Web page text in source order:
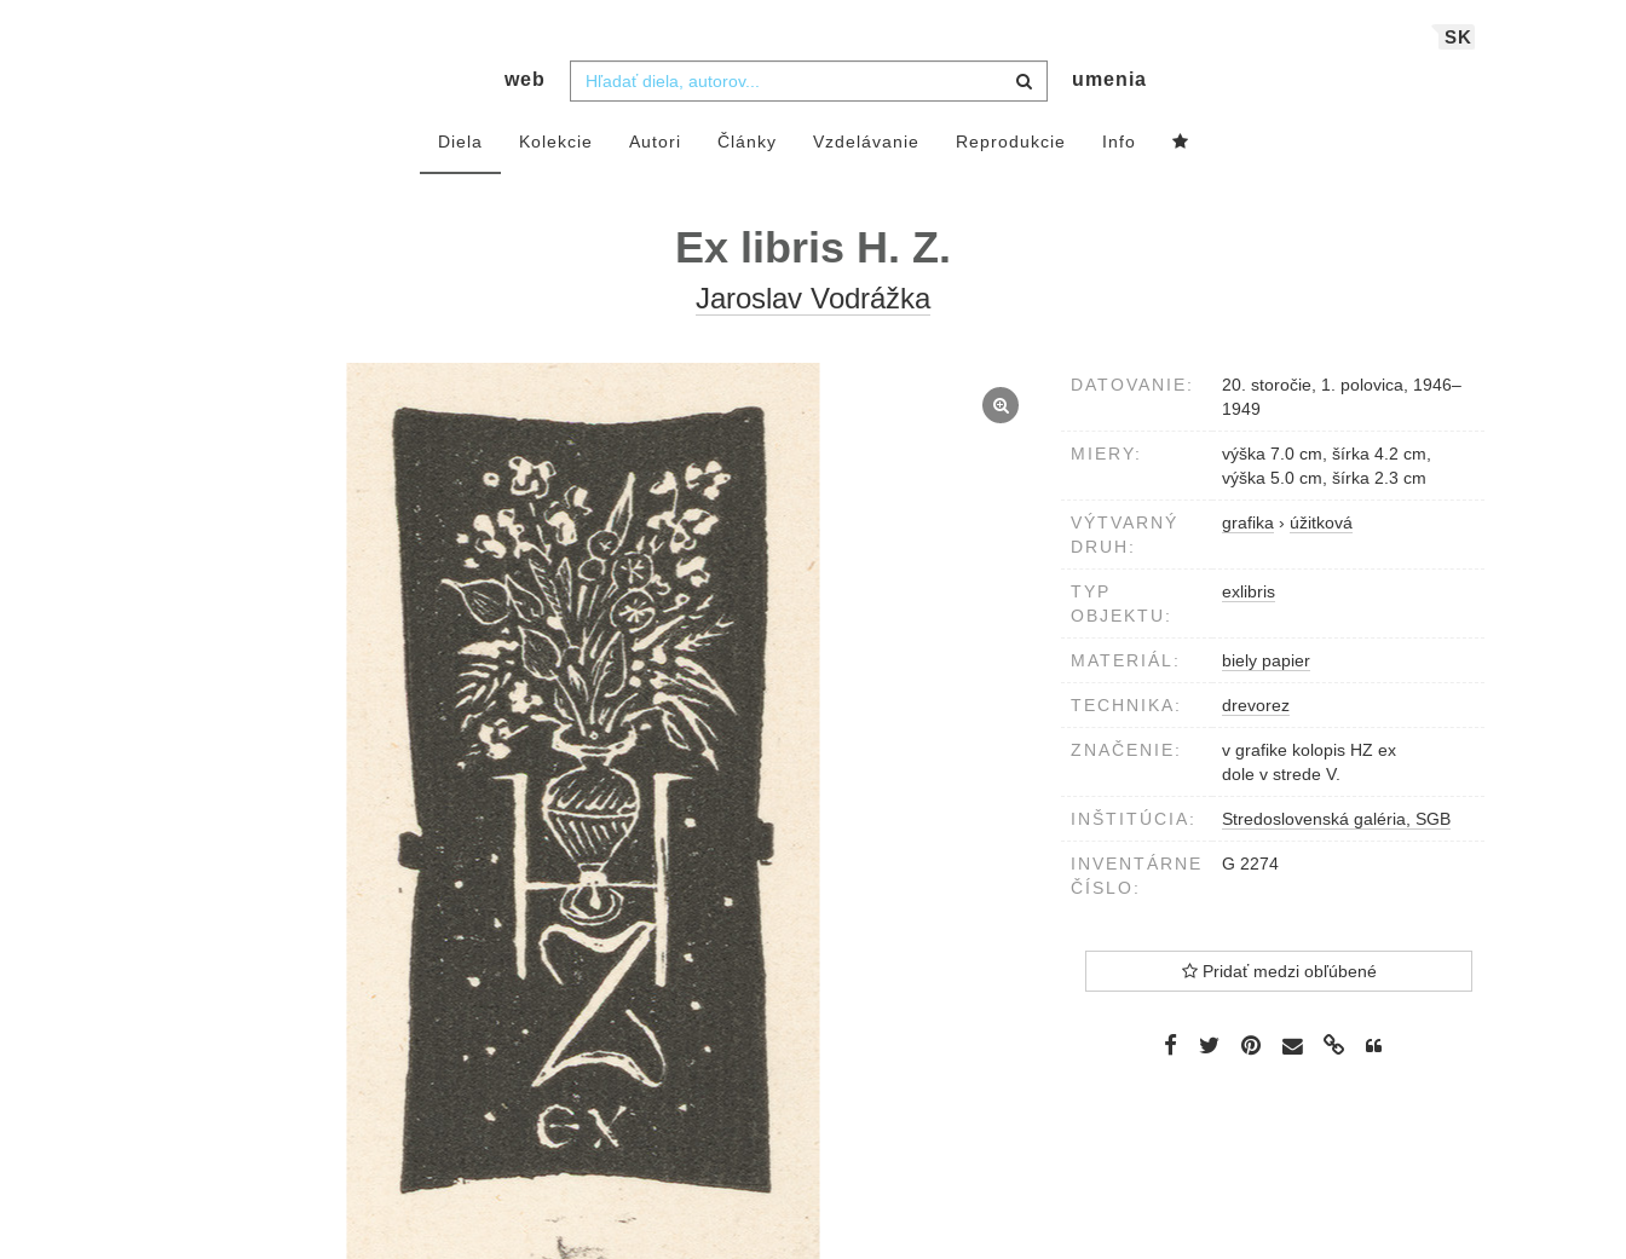
SK
web umenia
Diela Kolekcie Autori Články Vzdelávanie Reprodukcie Info
Ex libris H. Z.
Jaroslav Vodrážka
DATOVANIE:
20. storočie, 1. polovica, 1946–
1949
MIERY:
výška 7.0 cm, šírka 4.2 cm,
výška 5.0 cm, šírka 2.3 cm
VÝTVARNÝ
DRUH:
grafika › úžitková
TYP
OBJEKTU:
exlibris
MATERIÁL: biely papier
TECHNIKA: drevorez
ZNAČENIE:
v grafike kolopis HZ ex
dole v strede V.
INŠTITÚCIA: Stredoslovenská galéria, SGB
INVENTÁRNE
ČÍSLO:
G 2274
Pridať medzi obľúbené